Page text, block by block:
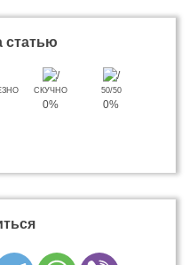
статью
СКУЧНО
0%
50/50
0%